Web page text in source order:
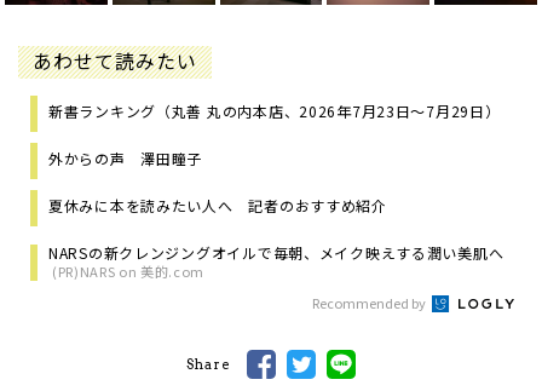
あわせて読みたい
新書ランキング（丸善 丸の内本店、2026年7月23日～7月29日）
外からの声 澤田瞳子
夏休みに本を読みたい人へ 記者のおすすめ紹介
NARSの新クレンジングオイルで毎朝、メイク映えする潤い美肌へ
(PR)NARS on 美的.com
Recommended by
Share